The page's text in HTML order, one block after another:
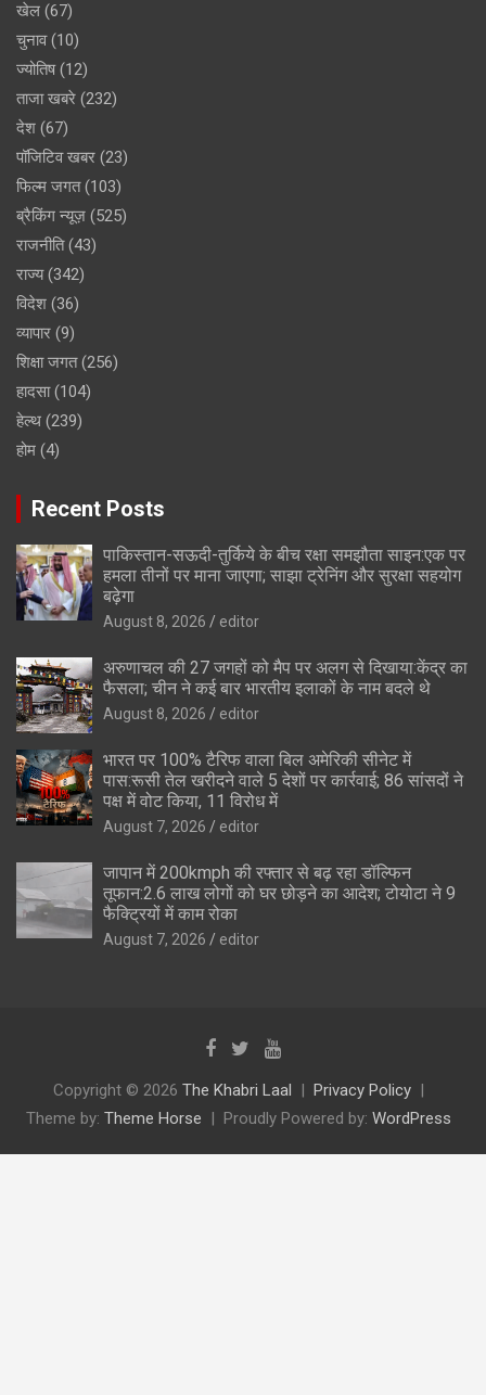
खेल (67)
चुनाव(10)
ज्योतिष(12)
ताजा खबरे (232)
देश (67)
पॉजिटिव खबर (23)
फिल्म जगत(103)
ब्रैकिंग न्यूज़ (525)
राजनीति(43)
राज्य(342)
विदेश (36)
व्यापार (9)
शिक्षा जगत(256)
हादसा(104)
हेल्थ (239)
होम (4)
Recent Posts
पाकिस्तान-सऊदी-तुर्किये के बीच रक्षा समझौता साइन:एक पर
हमला तीनों पर माना जाएगा; साझा ट्रेनिंग और सुरक्षा सहयोग
बढ़ेगा
August 8, 2026 editor
अरुणाचल की 27 जगहों को मैप पर अलग से दिखाया:केंद्र का
फैसला; चीन ने कई बार भारतीय इलाकों के नाम बदले थे
August 8, 2026 editor
भारत पर 100% टैरिफ वाला बिल अमेरिकी सीनेट में
पास:रूसी तेल खरीदने वाले 5 देशों पर कार्रवाई; 86 सांसदों ने
पक्ष में वोट किया, 11 विरोध में
August 7, 2026 editor
जापान में 200kmph की रफ्तार से बढ़ रहा डॉल्फिन
तूफान:2.6 लाख लोगों को घर छोड़ने का आदेश; टोयोटा ने 9
फैक्ट्रियों में काम रोका
August 7, 2026 editor
Copyright © 2026 The Khabri Laal
Privacy Policy
Theme by: Theme Horse Proudly Powered by: WordPress